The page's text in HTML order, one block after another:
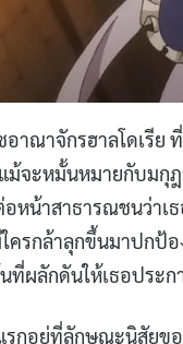
อาณาจักรฮาลโดเรี
ม้จะหมั้นหมายกับมกุฎ
อหน้าสาธารณชนว่า
ครกล้าลุกขึ้นมาปกป้
ที่ผลักดันให้เธอประก
กอยู่ที่ลักษณะนิสัยขอ